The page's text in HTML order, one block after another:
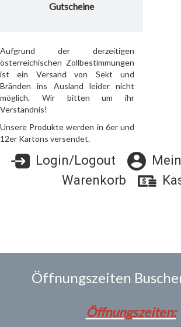
Gutscheine
Aufgrund der derzeitigen
österreichischen Zollbestimmungen
ist ein Versand von Sekt und
Bränden ins Ausland leider nicht
möglich. Wir bitten um ihr
Verständnis!
Unsere Produkte werden in 6er und
12er Kartons versendet.
Login/Logout
Warenkorb
Öffnungszeiten
Öffnungszeiten: